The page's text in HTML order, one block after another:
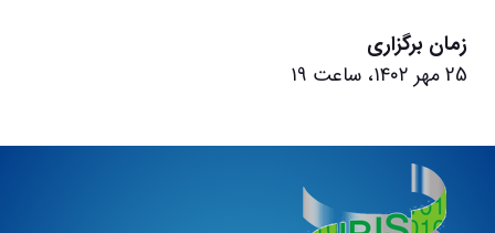
زمان برگزاری
ساعت ۱۹